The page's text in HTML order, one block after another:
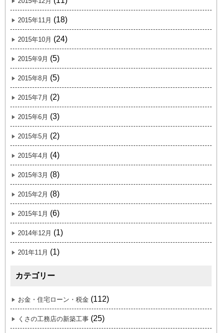
2015年11月 (18)
2015年10月 (24)
2015年9月 (5)
2015年8月 (5)
2015年7月 (2)
2015年6月 (3)
2015年5月 (2)
2015年4月 (4)
2015年3月 (8)
2015年2月 (8)
2015年1月 (6)
2014年12月 (1)
201年11月 (1)
カテゴリー
お金・住宅ローン・税金 (112)
くさの工務店の新築工事 (25)